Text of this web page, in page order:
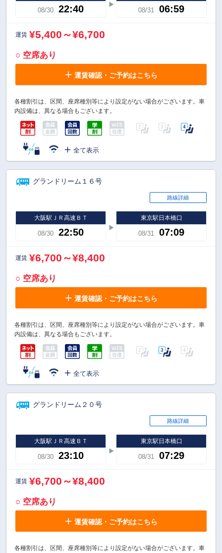
08/30 22:40 08/31 06:59
運賃 ¥5,400～¥6,700
○ 空席あり
運賃確認・ご予約はこちら
各種割引は、区間、座席種別等により設定がない場合がございます。車
内設備は、異なる場合もございます。
全て表示
グランドリーム１６号
路線詳細
大阪駅ＪＲ高速ＢＴ
08/30 22:50
東京駅日本橋口
08/31 07:09
運賃 ¥6,700～¥8,400
○ 空席あり
運賃確認・ご予約はこちら
各種割引は、区間、座席種別等により設定がない場合がございます。車
内設備は、異なる場合もございます。
全て表示
グランドリーム２０号
路線詳細
大阪駅ＪＲ高速ＢＴ
08/30 23:10
東京駅日本橋口
08/31 07:29
運賃 ¥6,700～¥8,400
○ 空席あり
運賃確認・ご予約はこちら
各種割引は、区間、座席種別等により設定がない場合がございます。車